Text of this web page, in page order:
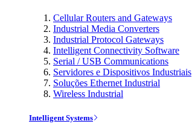
Cellular Routers and Gateways
Industrial Media Converters
Industrial Protocol Gateways
Intelligent Connectivity Software
Serial / USB Communications
Servidores e Dispositivos Industriais
Soluções Ethernet Industrial
Wireless Industrial
Intelligent Systems